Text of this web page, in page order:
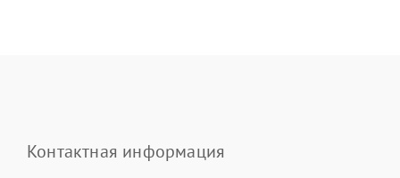
Контактная информация